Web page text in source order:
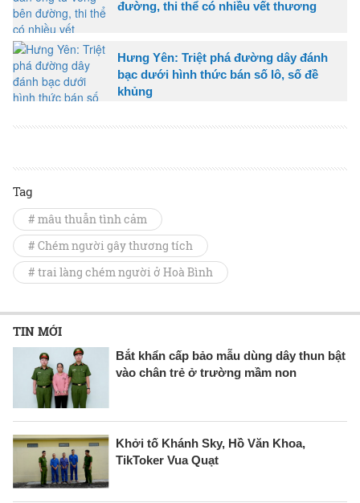
đường, thi thể có nhiều vết thương
Hưng Yên: Triệt phá đường dây đánh
bạc dưới hình thức bán số lô, số đề
khủng
Tag
# mâu thuẫn tình cảm
# Chém người gây thương tích
# trai làng chém người ở Hoà Bình
TIN MỚI
Bắt khẩn cấp bảo mẫu dùng dây thun bật
vào chân trẻ ở trường mầm non
Khởi tố Khánh Sky, Hồ Văn Khoa,
TikToker Vua Quạt